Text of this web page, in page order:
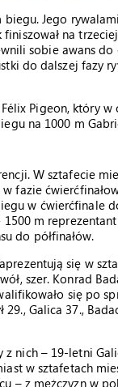
Jego
na
sobie awans do
do dalszej fazy
Pigeon, który
na 1000 m
W sztafecie
fazie
w ćwierćfinale
m
do półfinałów.
się w
szer. Konrad
się po
Galica 37.,
z nich – 19-letni
w sztafetach
– z mężczyzn w